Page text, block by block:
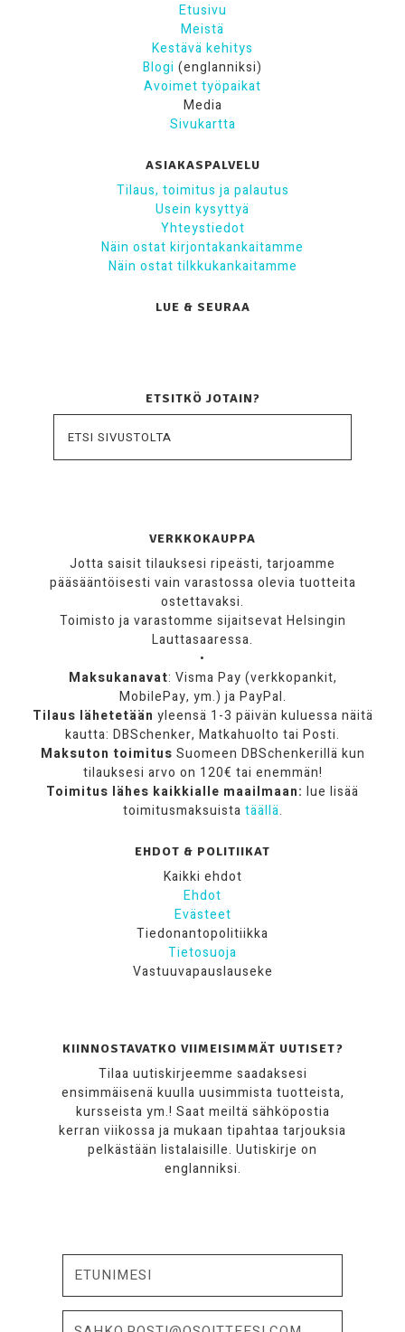
Etusivu
Meistä
Kestävä kehitys
Blogi (englanniksi)
Avoimet työpaikat
Media
Sivukartta
ASIAKASPALVELU
Tilaus, toimitus ja palautus
Usein kysyttyä
Yhteystiedot
Näin ostat kirjontakankaitamme
Näin ostat tilkkukankaitamme
LUE & SEURAA
ETSITKÖ JOTAIN?
VERKKOKAUPPA
Jotta saisit tilauksesi ripeästi, tarjoamme
pääsääntöisesti vain varastossa olevia tuotteita
ostettavaksi.
Toimisto ja varastomme sijaitsevat Helsingin
Lauttasaaressa.
•
Maksukanavat: Visma Pay (verkkopankit,
MobilePay, ym.) ja PayPal.
Tilaus lähetetään yleensä 1-3 päivän kuluessa näitä
kautta: DBSchenker, Matkahuolto tai Posti.
Maksuton toimitus Suomeen DBSchenkerillä kun
tilauksesi arvo on 120€ tai enemmän!
Toimitus lähes kaikkialle maailmaan: lue lisää
toimitusmaksuista täällä.
EHDOT & POLITIIKAT
Kaikki ehdot
Ehdot
Evästeet
Tiedonantopolitiikka
Tietosuoja
Vastuuvapauslauseke
KIINNOSTAVATKO VIIMEISIMMÄT UUTISET?
Tilaa uutiskirjeemme saadaksesi
ensimmäisenä kuulla uusimmista tuotteista,
kursseista ym.! Saat meiltä sähköpostia
kerran viikossa ja mukaan tipahtaa tarjouksia
pelkästään listalaisille. Uutiskirje on
englanniksi.